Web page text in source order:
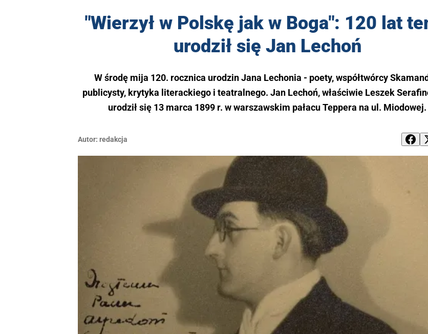
"Wierzył w Polskę jak w Boga": 120 lat
urodził się Jan Lechoń
W środę mija 120. rocznica urodzin Jana Lechonia - poety, współtwórcy
publicysty, krytyka literackiego i teatralnego. Jan Lechoń, właściwie Leszek
urodził się 13 marca 1899 r. w warszawskim pałacu Teppera na ul. Miodowej.
Autor: redakcja